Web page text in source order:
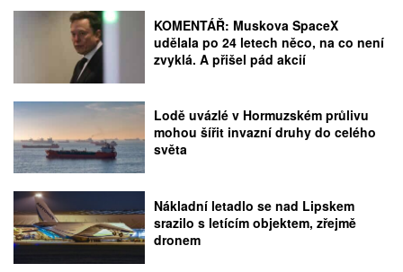
KOMENTÁŘ: Muskova SpaceX
udělala po 24 letech něco, na co není
zvyklá. A přišel pád akcií
Lodě uvázlé v Hormuzském průlivu
mohou šířit invazní druhy do celého
světa
Nákladní letadlo se nad Lipskem
srazilo s letícím objektem, zřejmě
dronem